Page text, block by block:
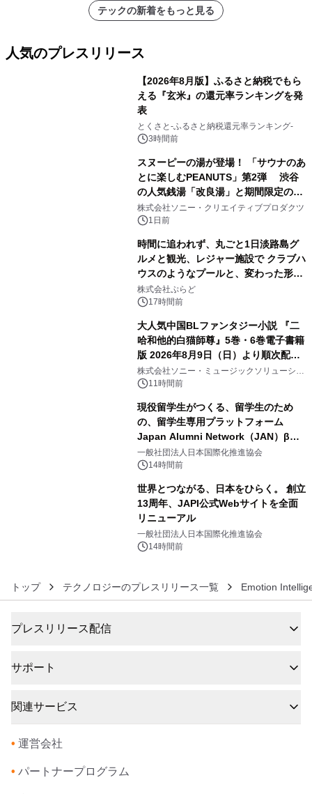
テックの新着をもっと見る
人気のプレスリリース
【2026年8月版】ふるさと納税でもら
える『玄米』の還元率ランキングを発
表
とくさと-ふるさと納税還元率ランキング-
3時間前
スヌーピーの湯が登場！ 「サウナのあ
とに楽しむPEANUTS」第2弾 渋谷
の人気銭湯「改良湯」と期間限定のコ
ラボレーション サウナイキタイコラ
ボグッズも発売決定！
株式会社ソニー・クリエイティブプロダクツ
1日前
時間に追われず、丸ごと1日淡路島グ
ルメと観光、レジャー施設で クラブハ
ウスのようなプールと、変わった形の
サウナも 「THE BOXY AWAJI」のお
得な素泊まり連泊プランで
株式会社ぷらど
17時間前
大人気中国BLファンタジー小説 『二
哈和他的白猫師尊』5巻・6巻電子書籍
版 2026年8月9日（日）より順次配信
開始
株式会社ソニー・ミュージックソリューショ
ンズ11時間前
現役留学生がつくる、留学生のため
の、留学生専用プラットフォーム
Japan Alumni Network（JAN）β版
をリリース
一般社団法人日本国際化推進協会
14時間前
世界とつながる、日本をひらく。 創立
13周年、JAPI公式Webサイトを全面
リニューアル
一般社団法人日本国際化推進協会
14時間前
トップ テクノロジーのプレスリリース一覧 Emotion
プレスリリース配信
サポート
関連サービス
• 運営会社
• パートナープログラム